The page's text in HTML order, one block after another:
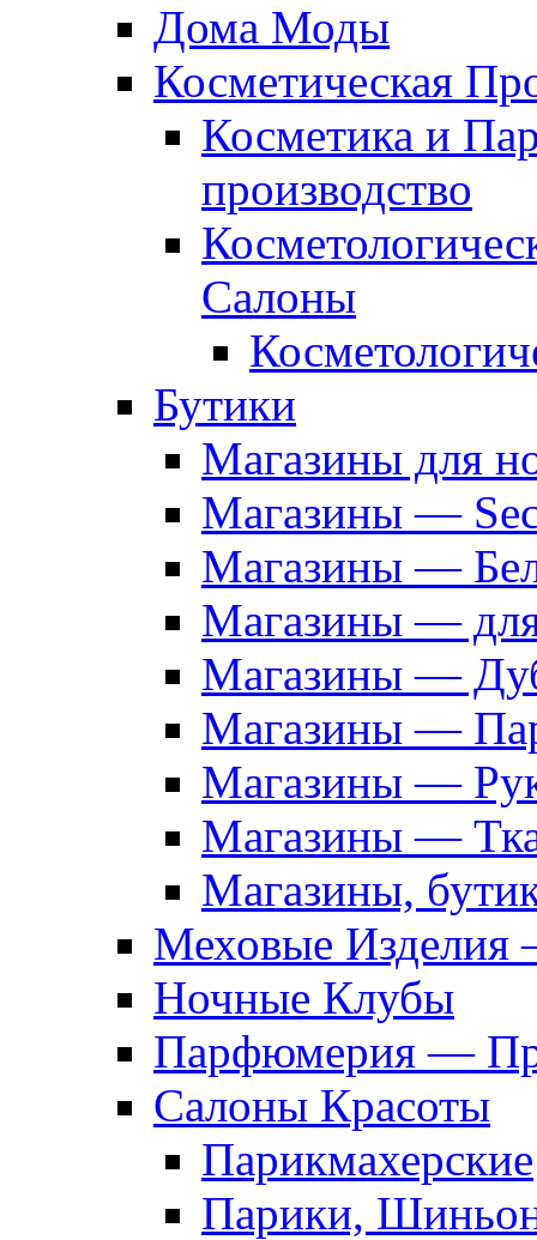
Дома Моды
Косметическая
Косметика и
производство
Салоны
Бутики
Магазины для
Магазины —
Магазины —
Магазины —
Магазины —
Магазины —
Магазины —
Магазины —
Магазины,
Меховые Изделия
Ночные Клубы
Парфюмерия —
Салоны Красоты
Парикмахерские
Парики,